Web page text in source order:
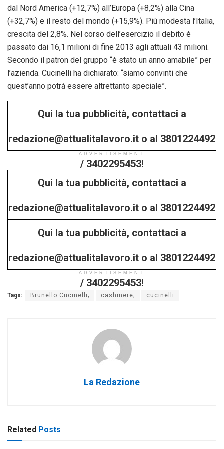
dal Nord America (+12,7%) all’Europa (+8,2%) alla Cina
(+32,7%) e il resto del mondo (+15,9%). Più modesta l’Italia,
crescita del 2,8%. Nel corso dell’esercizio il debito è
passato dai 16,1 milioni di fine 2013 agli attuali 43 milioni.
Secondo il patron del gruppo “è stato un anno amabile” per
l’azienda. Cucinelli ha dichiarato: “siamo convinti che
quest’anno potrà essere altrettanto speciale”.
Qui la tua pubblicità, contattaci a
redazione@attualitalavoro.it o al 3801224492
/ 3402295453!
ADVERTISEMENT
Qui la tua pubblicità, contattaci a
redazione@attualitalavoro.it o al 3801224492
/ 3402295453!
Qui la tua pubblicità, contattaci a
redazione@attualitalavoro.it o al 3801224492
/ 3402295453!
ADVERTISEMENT
Tags: Brunello Cucinelli; cashmere; cucinelli
La Redazione
Related Posts